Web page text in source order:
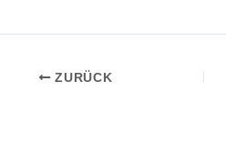
ZURÜCK